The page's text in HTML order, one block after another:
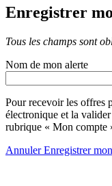
Enregistrer
Tous les champs sont
Nom de mon alerte
Pour recevoir les offres
électronique et la
rubrique « Mon compte
AnnulerEnregistrer